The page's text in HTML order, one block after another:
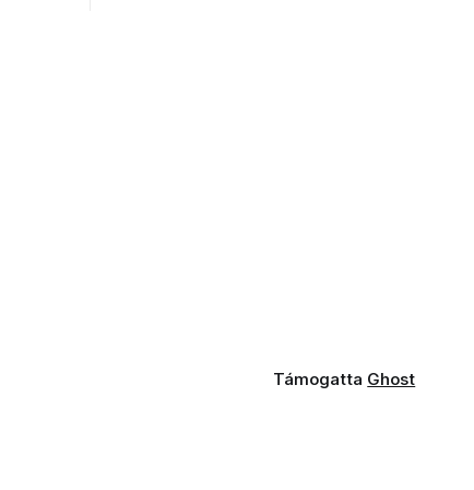
Támogatta Ghost